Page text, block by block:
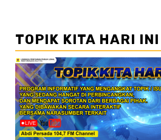
TOPIK KITA HARI INI